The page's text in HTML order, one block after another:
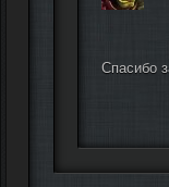
Спасибо